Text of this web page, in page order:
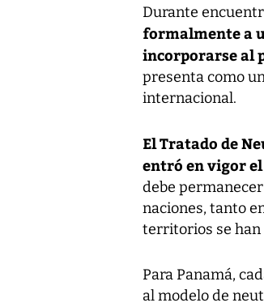
Durante
formalmente a
incorporarse al
presenta como
internacional.
El Tratado de
entró en vigor el
debe
naciones, tanto
territorios se han
Para Panamá,
al modelo de